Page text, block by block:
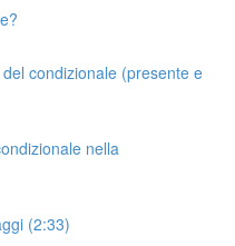
condizionale (presente e
nella
(2:33)